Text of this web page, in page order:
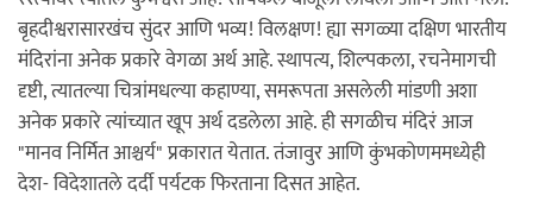
बृहदीश्वरासारखंच सुंदर आणि भव्य! विलक्षण! ह्या सगळ्या दक्षिण भारतीय
मंदिरांना अनेक प्रकारे वेगळा अर्थ आहे. स्थापत्य, शिल्पकला, रचनेमागची
दृष्टी, त्यातल्या चित्रांमधल्या कहाण्या, समरूपता असलेली मांडणी अशा
अनेक प्रकारे त्यांच्यात खूप अर्थ दडलेला आहे. ही सगळीच मंदिरं आज
"मानव निर्मित आश्चर्य" प्रकारात येतात. तंजावुर आणि कुंभकोणममध्येही
देश- विदेशातले दर्दी पर्यटक फिरताना दिसत आहेत.